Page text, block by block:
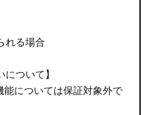
れる場合
ついて】
については保証対象外で